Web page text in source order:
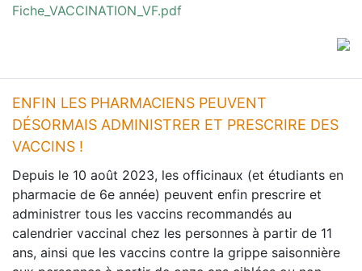
Fiche_VACCINATION_VF.pdf
ENFIN LES PHARMACIENS PEUVENT
DÉSORMAIS ADMINISTRER ET PRESCRIRE DES
VACCINS !
Depuis le 10 août 2023, les officinaux (et étudiants en
pharmacie de 6e année) peuvent enfin prescrire et
administrer tous les vaccins recommandés au
calendrier vaccinal chez les personnes à partir de 11
ans, ainsi que les vaccins contre la grippe saisonnière